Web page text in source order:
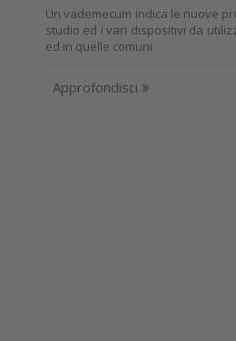
Un vademecum indica le nuove
studio ed i vari dispositivi da
ed in quelle comuni
Approfondisci